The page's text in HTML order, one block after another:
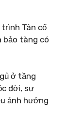
Tân cổ
bảo tàng có
ở tầng
đời, sự
ảnh hưởng